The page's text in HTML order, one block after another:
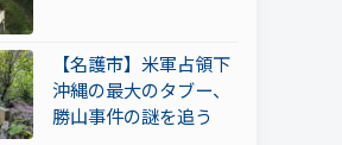
【名護市】米軍占領下
沖縄の最大のタブー、
勝山事件の謎を追う